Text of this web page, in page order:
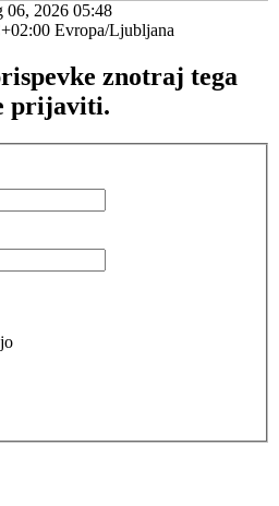
06, 2026 05:48
Evropa/Ljubljana
znotraj tega
prijaviti.